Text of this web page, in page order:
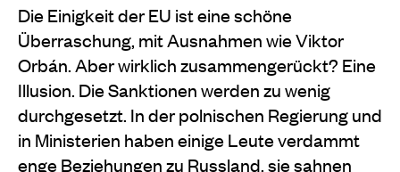
Die Einigkeit der EU ist eine schöne
Überraschung, mit Ausnahmen wie Viktor
Orbán. Aber wirklich zusammengerückt? Eine
Illusion. Die Sanktionen werden zu wenig
durchgesetzt. In der polnischen Regierung und
in Ministerien haben einige Leute verdammt
enge Beziehungen zu Russland, sie sahnen